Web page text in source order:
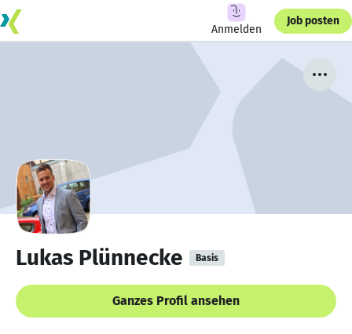
Anmelden
Job posten
Lukas Plünnecke Basis
Ganzes Profil ansehen